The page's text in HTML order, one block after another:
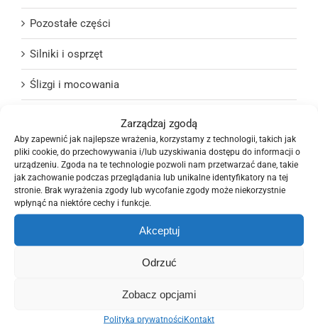
Zarządzaj zgodą
Aby zapewnić jak najlepsze wrażenia, korzystamy z technologii, takich jak
pliki cookie, do przechowywania i/lub uzyskiwania dostępu do informacji o
urządzeniu. Zgoda na te technologie pozwoli nam przetwarzać dane, takie
jak zachowanie podczas przeglądania lub unikalne identyfikatory na tej
stronie. Brak wyrażenia zgody lub wycofanie zgody może niekorzystnie
wpłynąć na niektóre cechy i funkcje.
Akceptuj
Odrzuć
Zobacz opcjami
Polityka prywatnościKontakt
Pozostałe części
Silniki i osprzęt
Ślizgi i mocowania
Układ elektryczny
Układ kierowniczy
Układ napędowy
Wyposażenie wnętrza